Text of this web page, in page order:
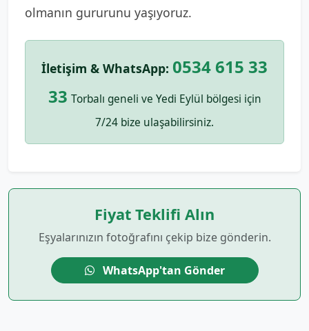
olmanın gururunu yaşıyoruz.
İletişim & WhatsApp: 0534 615 33
33 Torbalı geneli ve Yedi Eylül bölgesi için
7/24 bize ulaşabilirsiniz.
Fiyat Teklifi Alın
Eşyalarınızın fotoğrafını çekip bize gönderin.
WhatsApp'tan Gönder